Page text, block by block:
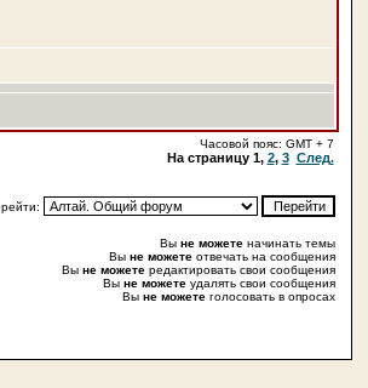
Часовой пояс: GMT + 7
На страницу 1, 2, 3 След.
Вы не можетеначинать темы
Вы не можетеотвечать на сообщения
Вы не можетередактировать свои сообщения
Вы не можетеудалять свои сообщения
Вы не можетеголосовать в опросах